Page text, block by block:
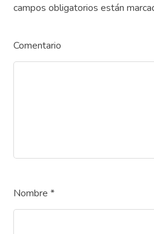
campos obligatorios están
Comentario
Nombre*